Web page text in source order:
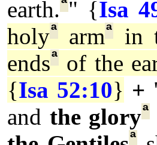
earth.ª" {Isa
holyª armª in
endsª of the
{Isa 52:10} +
and the gloryª
ª